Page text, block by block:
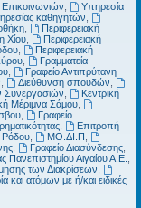
Υπηρεσία
καθηγητών
,
Περιφερειακή
Χίου,
Περιφερειακή
,
Περιφερειακή
,
Γραμματεία
,
Γραφείο Αντιπρύτανη
Διεύθυνση σπουδών
Συνεργασιών
Κεντρική
Μέριμνα Σάμου,
,
Γραφείο
,
Επιτροπή
Ρόδου, ΜΟ.ΔΙ.Π
, Γραφείο Διασύνδεσης,
Πανεπιστημίου Αιγαίου Α.Ε.
των Διακρίσεων
ατόμων με ή/και ειδικές